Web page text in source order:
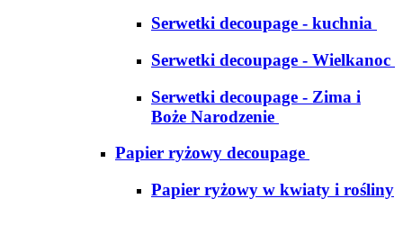
Serwetki decoupage - kuchnia
Serwetki decoupage - Wielkanoc
Serwetki decoupage - Zima i
Boże Narodzenie
Papier ryżowy decoupage
Papier ryżowy w kwiaty i rośliny